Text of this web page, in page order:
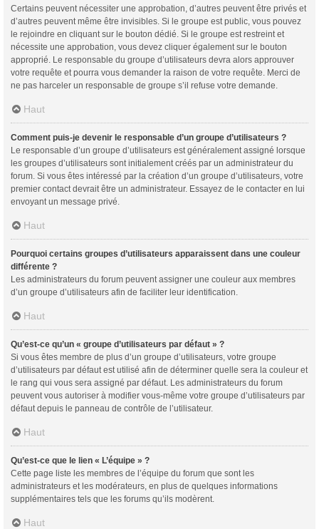
Certains peuvent nécessiter une approbation, d’autres peuvent être privés et
d’autres peuvent même être invisibles. Si le groupe est public, vous pouvez
le rejoindre en cliquant sur le bouton dédié. Si le groupe est restreint et
nécessite une approbation, vous devez cliquer également sur le bouton
approprié. Le responsable du groupe d’utilisateurs devra alors approuver
votre requête et pourra vous demander la raison de votre requête. Merci de
ne pas harceler un responsable de groupe s’il refuse votre demande.
Haut
Comment puis-je devenir le responsable d’un groupe d’utilisateurs ?
Le responsable d’un groupe d’utilisateurs est généralement assigné lorsque
les groupes d’utilisateurs sont initialement créés par un administrateur du
forum. Si vous êtes intéressé par la création d’un groupe d’utilisateurs, votre
premier contact devrait être un administrateur. Essayez de le contacter en lui
envoyant un message privé.
Haut
Pourquoi certains groupes d’utilisateurs apparaissent dans une couleur
différente ?
Les administrateurs du forum peuvent assigner une couleur aux membres
d’un groupe d’utilisateurs afin de faciliter leur identification.
Haut
Qu’est-ce qu’un « groupe d’utilisateurs par défaut » ?
Si vous êtes membre de plus d’un groupe d’utilisateurs, votre groupe
d’utilisateurs par défaut est utilisé afin de déterminer quelle sera la couleur et
le rang qui vous sera assigné par défaut. Les administrateurs du forum
peuvent vous autoriser à modifier vous-même votre groupe d’utilisateurs par
défaut depuis le panneau de contrôle de l’utilisateur.
Haut
Qu’est-ce que le lien « L’équipe » ?
Cette page liste les membres de l’équipe du forum que sont les
administrateurs et les modérateurs, en plus de quelques informations
supplémentaires tels que les forums qu’ils modèrent.
Haut